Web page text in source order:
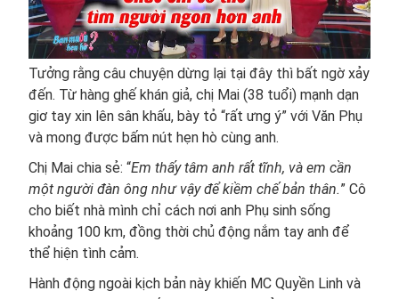
Tưởng rằng câu chuyện dừng lại tại đây thì bất ngờ xảy
đến. Từ hàng ghế khán giả, chị Mai (38 tuổi) mạnh dạn
giơ tay xin lên sân khấu, bày tỏ “rất ưng ý” với Văn Phụ
và mong được bấm nút hẹn hò cùng anh.
Chị Mai chia sẻ: “Em thấy tâm anh rất tĩnh, và em cần
một người đàn ông như vậy để kiềm chế bản thân.” Cô
cho biết nhà mình chỉ cách nơi anh Phụ sinh sống
khoảng 100 km, đồng thời chủ động nắm tay anh để
thể hiện tình cảm.
Hành động ngoài kịch bản này khiến MC Quyền Linh và